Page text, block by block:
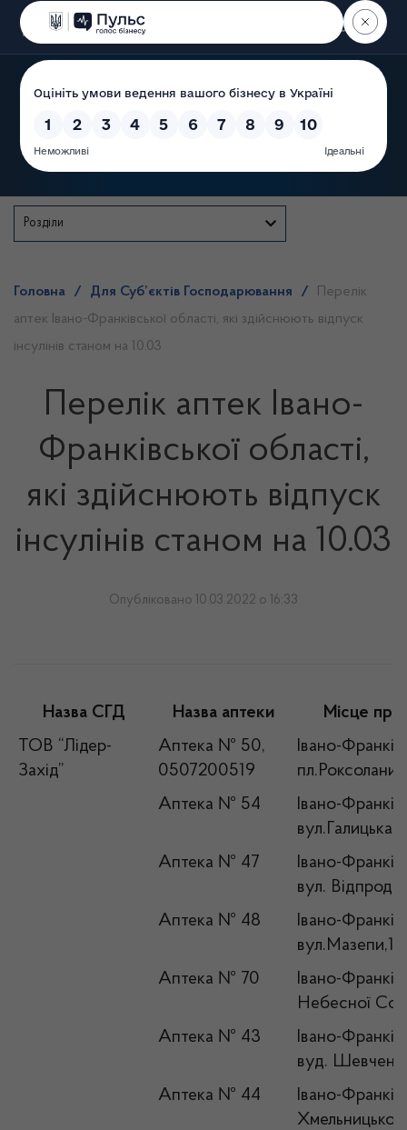
Пошук
Розділи
Головна / Для Суб’єктів Господарювання /
Перелік
аптек Івано-Франківської області, які здійснюють відпуск
інсулінів станом на 10.03
Перелік аптек Івано-
Франківської області,
які здійснюють відпуск
інсулінів станом на 10.03
Опубліковано 10.03.2022 о 16:33
Назва СГД Назва аптеки
Місце
ТОВ “Лідер-
Захід”
Аптека № 50,
0507200519
Івано-
Аптека № 54
Івано-
Аптека № 47
Івано-
вул.
Аптека № 48
Івано-
Аптека № 70
Івано-
Небесної
Аптека № 43
Івано-
вуд.
Аптека № 44
Івано-